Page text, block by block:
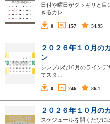
日付や曜日がクッキリと
きるカレ…
0 157 54.95
２０２６年１０月の
ン
シンプルな10月のライン
てスタ…
0 246 86.1
２０２６年１０月の
スケジュールを開くたび